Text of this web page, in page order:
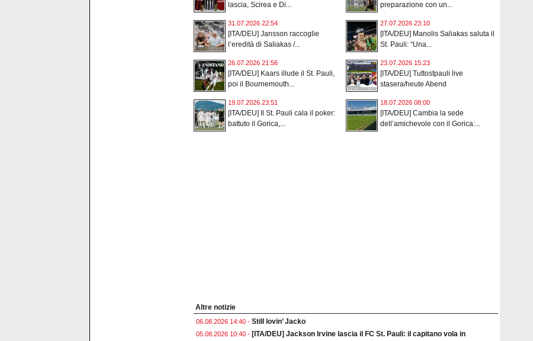
lascia, Scirea e Di...
preparazione con un...
31.07.2026 22:54
[ITA/DEU] Jansson raccoglie
l’eredità di Saliakas /...
27.07.2026 23:10
[ITA/DEU] Manolis Saliakas saluta il
St. Pauli: “Una...
26.07.2026 21:56
[ITA/DEU] Kaars illude il St. Pauli,
poi il Bournemouth...
23.07.2026 15:23
[ITA/DEU] Tuttostpauli live
stasera/heute Abend
19.07.2026 23:51
[ITA/DEU] Il St. Pauli cala il poker:
battuto il Gorica,...
18.07.2026 08:00
[ITA/DEU] Cambia la sede
dell’amichevole con il Gorica:...
Altre notizie
06.08.2026 14:40 - Still lovin’ Jacko
05.08.2026 10:40 - [ITA/DEU] Jackson Irvine lascia il FC St. Pauli: il capitano vola in